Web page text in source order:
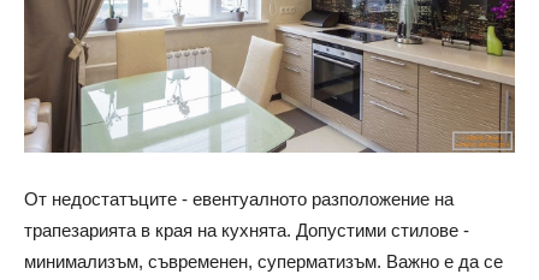
От недостатъците - евентуалното разположение на
трапезарията в края на кухнята. Допустими стилове -
минимализъм, съвременен, суперматизъм. Важно е да се